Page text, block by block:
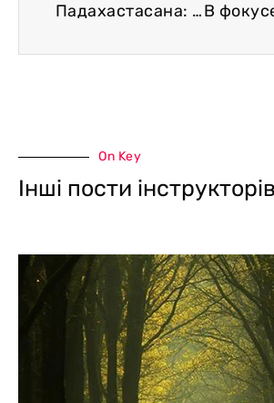
Падахастасана: подступы к выполнению
On Key
Інші пости